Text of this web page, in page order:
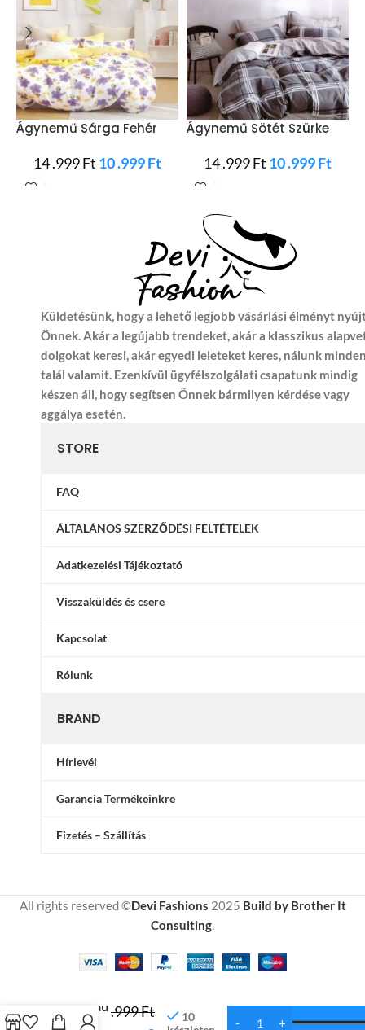
Ágynemű Sárga Fehér
14 .999Ft10 .999Ft
Ágynemű Sötét Szürke
14 .999Ft10 .999Ft
Küldetésünk, hogy a lehető legjobb vásárlási élményt
Önnek. Akár a legújabb trendeket, akár a klasszikus
dolgokat keresi, akár egyedi leleteket keres, nálunk
talál valamit. Ezenkívül ügyfélszolgálati csapatunk mindig
készen áll, hogy segítsen Önnek bármilyen kérdése vagy
aggálya esetén.
STORE
FAQ
ÁLTALÁNOS SZERZŐDÉSI FELTÉTELEK
Adatkezelési Tájékoztató
Visszaküldés és csere
Kapcsolat
Rólunk
BRAND
Hírlevél
Garancia Termékeinkre
Fizetés – Szállítás
All rights reserved ©Devi Fashions 2025 Build by Brother It
Consulting.
Ágynemű
Szürke
.999Ft
10